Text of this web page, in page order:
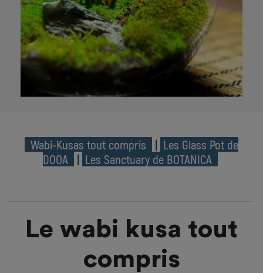
Wabi-Kusas tout compris | Les Glass Pot de
DOOA
| Les Sanctuary de BOTANICA
Le wabi kusa tout
compris